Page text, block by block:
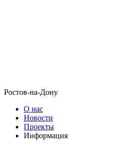
Ростов-на-Дону
О нас
Новости
Проекты
Информация